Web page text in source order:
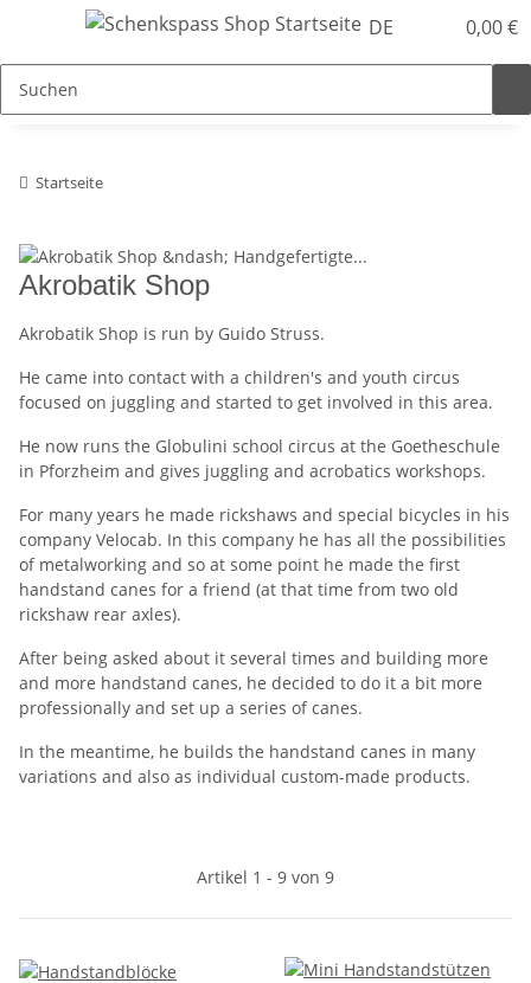
DE 0,00 €
Startseite
Akrobatik Shop
Akrobatik Shop is run by Guido Struss.
He came into contact with a children's and youth circus
focused on juggling and started to get involved in this area.
He now runs the Globulini school circus at the Goetheschule
in Pforzheim and gives juggling and acrobatics workshops.
For many years he made rickshaws and special bicycles in his
company Velocab. In this company he has all the possibilities
of metalworking and so at some point he made the first
handstand canes for a friend (at that time from two old
rickshaw rear axles).
After being asked about it several times and building more
and more handstand canes, he decided to do it a bit more
professionally and set up a series of canes.
In the meantime, he builds the handstand canes in many
variations and also as individual custom-made products.
Artikel 1 - 9 von 9